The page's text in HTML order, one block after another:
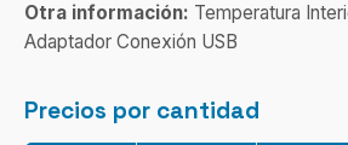
Otra información: Temperatura
Adaptador Conexión USB
Precios por cantidad